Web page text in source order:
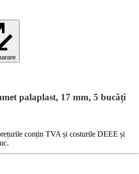
palaplast, 17 mm, 5 bucăți
conțin TVA și costurile DEEE și